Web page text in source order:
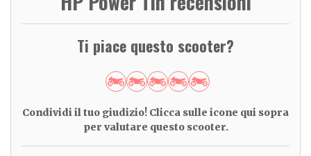
Ti piace questo scooter?
Condividi il tuo giudizio! Clicca sulle icone qui sopra
per valutare questo scooter.